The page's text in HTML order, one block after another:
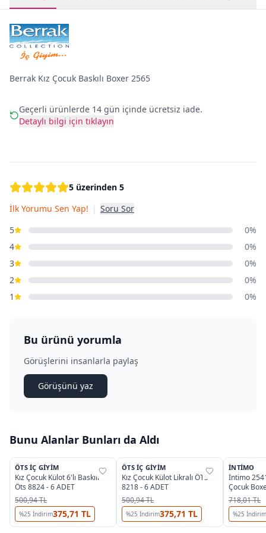
Berrak Kız Çocuk Baskılı Boxer 2565
Geçerli ürünlerde 14 gün içinde ücretsiz iade.
Detaylı bilgi için tıklayın
5 üzerinden 5
İlk Yorumu Sen Yap! | Soru Sor
5
0%
4
0%
3
0%
2
0%
1
0%
Bu ürünü yorumla
Görüşlerini insanlarla paylaş
Görüşünü yaz
Bunu Alanlar Bunları da Aldı
%37
ÖTS İÇ GIYIM
Kız Çocuk Külot 6'lı Baskılı
Öts 8824 - 6 ADET
500,94 TL
%25 İndirim375,71 TL
%37
ÖTS İÇ GIYIM
Kız Çocuk Külot Likralı ÖTS
8218 - 6 ADET
500,94 TL
%25 İndirim375,71 TL
%38
İNTIMO
İntimo
Çocuk
718,01 TL
%25 İndirim